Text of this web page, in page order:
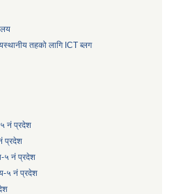
स्थानीय तहको लागि ICT ब्लग
५ नं प्रदेश
प्रदेश
५ नं प्रदेश
५ नं प्रदेश